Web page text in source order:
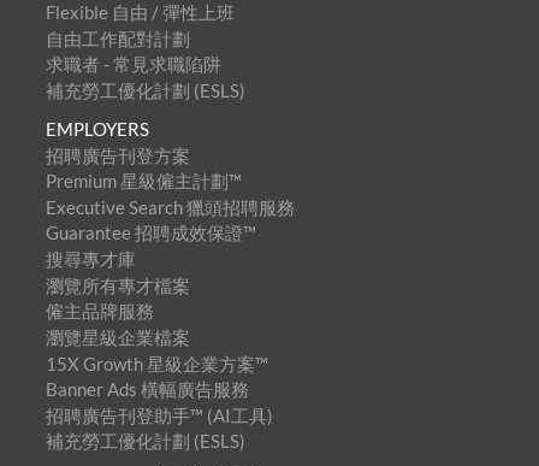
Flexible 自由 / 彈性上班
自由工作配對計劃
求職者 - 常見求職陷阱
補充勞工優化計劃 (ESLS)
EMPLOYERS
招聘廣告刊登方案
Premium 星級僱主計劃™
Executive Search 獵頭招聘服務
Guarantee 招聘成效保證™
搜尋專才庫
瀏覽所有專才檔案
僱主品牌服務
瀏覽星級企業檔案
15X Growth 星級企業方案™
Banner Ads 橫幅廣告服務
招聘廣告刊登助手™ (AI工具)
補充勞工優化計劃 (ESLS)